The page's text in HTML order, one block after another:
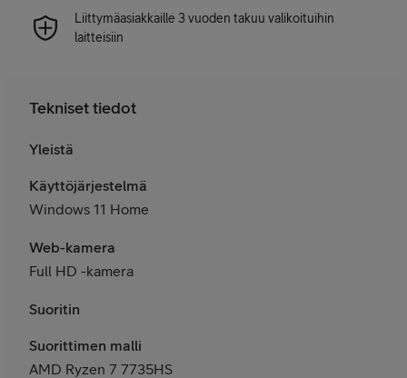
Liittymäasiakkaille 3 vuoden takuu valikoituihin
laitteisiin
Tekniset tiedot
Yleistä
Käyttöjärjestelmä
Windows 11 Home
Web-kamera
Full HD -kamera
Suoritin
Suorittimen malli
AMD Ryzen 7 7735HS